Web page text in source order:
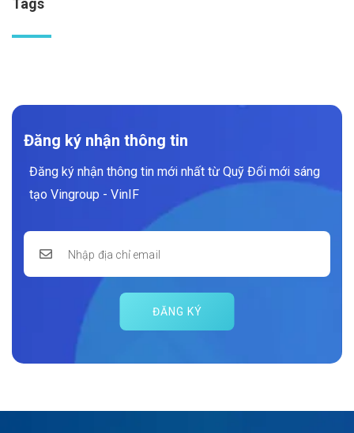
Tags
Đăng ký nhận thông tin
Đăng ký nhận thông tin mới nhất từ Quỹ Đổi mới sáng
tạo Vingroup - VinIF
ĐĂNG KÝ